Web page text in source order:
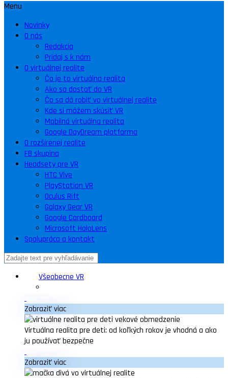
Menu
Novinky
O nás
Redakcia
Pridaj s k nám
O virtuálnej realite
Čo je to virtuálna realita
Ako sa dostať do VR
Čo sa dá robiť vo virtuálnej realite
Kde si môžem skúsiť VR
Mobilná virtuálna realita
Google DayDream platforma
O rozšírenej realite
FB skupina
Headsety pre VR
HTC Vive
PlayStation VR
Oculus Rift
Galaxy Gear VR
Google Cardboard
Microsoft HoloLens
Spolupráca a kontakt
Všeobecne VR
Zobraziť viac
Virtuálna realita pre deti: od koľkých rokov je vhodná a ako
ju používať bezpečne
Zobraziť viac